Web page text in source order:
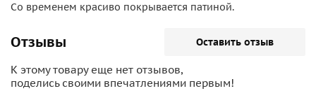
Со временем красиво покрывается патиной.
Отзывы Оставить отзыв
К этому товару еще нет отзывов,
поделись своими впечатлениями первым!